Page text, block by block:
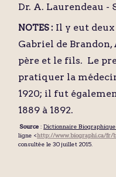
Dr. A. Laurendeau -
NOTES : Il y eut deux
Gabriel de
père et le fils. Le
pratiquer la
1920; il fut
1889 à 1892.
Source :Dictionnaire Biographique
ligne <http://www.biographi.ca/fr/
consultée le 30 juillet 2015.